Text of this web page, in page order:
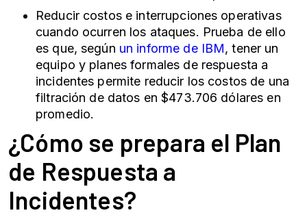
Reducir costos e interrupciones operativas
cuando ocurren los ataques. Prueba de ello
es que, según un informe de IBM, tener un
equipo y planes formales de respuesta a
incidentes permite reducir los costos de una
filtración de datos en $473.706 dólares en
promedio.
¿Cómo se prepara el Plan
de Respuesta a
Incidentes?